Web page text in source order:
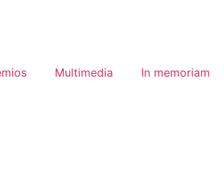
Multimedia In memoriam